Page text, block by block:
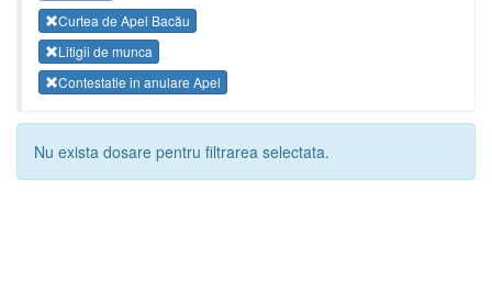
Curtea de Apel Bacău
Litigii de munca
Contestatie in anulare Apel
Nu exista dosare pentru filtrarea selectata.